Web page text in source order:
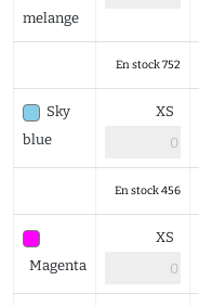
melange
En stock 752
Sky
blue
XS
En stock 456
Magenta
XS